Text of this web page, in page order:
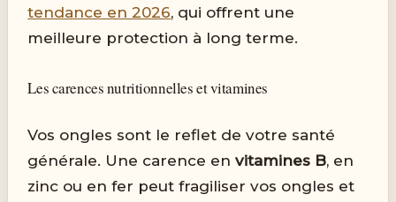
tendance en 2026, qui offrent une
meilleure protection à long terme.
Les carences nutritionnelles et vitamines
Vos ongles sont le reflet de votre santé
générale. Une carence envitamines B, en
zinc ou en fer peut fragiliser vos ongles et